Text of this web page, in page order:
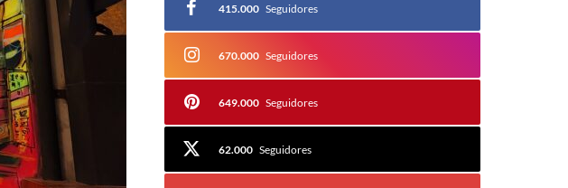
415.000 Seguidores
670.000 Seguidores
649.000 Seguidores
62.000 Seguidores